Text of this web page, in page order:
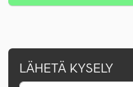
LÄHETÄ KYSELY